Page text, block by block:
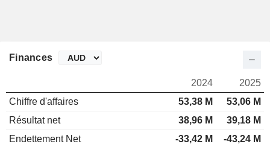
Finances
2024
2025
Chiffre d'affaires
53,38 M
53,06 M
Résultat net
38,96 M
39,18 M
Endettement Net
-33,42 M -43,24 M